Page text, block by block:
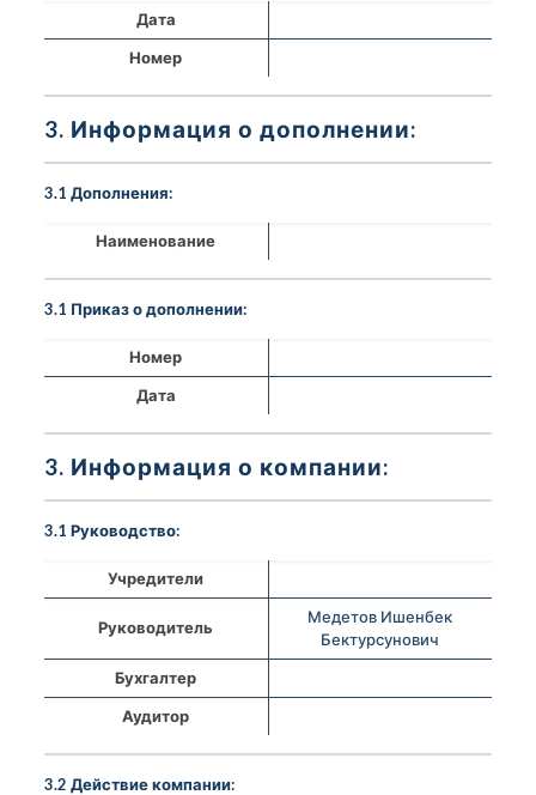
Дата
Номер
3. Информация о дополнении:
3.1 Дополнения:
Наименование
3.1 Приказ о дополнении:
Номер
Дата
3. Информация о компании:
3.1 Руководство:
Учредители
Руководитель
Медетов Ишенбек
Бектурсунович
Бухгалтер
Аудитор
3.2 Действие компании: